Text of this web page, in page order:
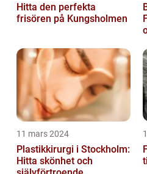
Hitta den perfekta
frisören på Kungsholmen
11 mars 2024
Plastikkirurgi i Stockholm:
Hitta skönhet och